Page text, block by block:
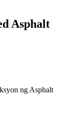
Asphalt
ng Asphalt